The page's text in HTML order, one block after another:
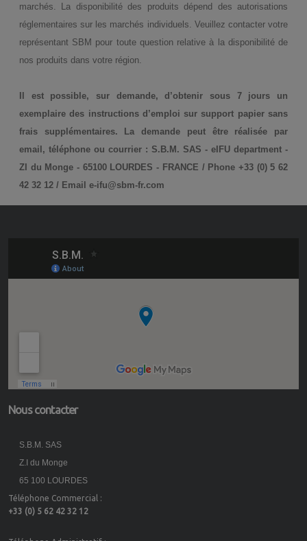
marchés. La disponibilité des produits dépend des autorisations
réglementaires sur les marchés individuels. Veuillez contacter votre
représentant SBM pour toute question relative à la disponibilité de
nos produits dans votre région.
Il est possible, sur demande, d’obtenir sous 7 jours un
exemplaire des instructions d’emploi sur support papier sans
frais supplémentaires. La demande peut être réalisée par
email, téléphone ou courrier : S.B.M. SAS - eIFU department -
ZI du Monge - 65100 LOURDES - FRANCE / Phone +33 (0) 5 62
42 32 12 / Email e-ifu@sbm-fr.com
Nous contacter
S.B.M. SAS
Z.I du Monge
65 100 LOURDES
Téléphone Commercial :
+33 (0) 5 62 42 32 12